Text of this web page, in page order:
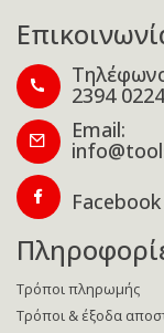
2394
Email:
Facebook
Τρόποι πληρωμής
Τρόποι & έξοδα